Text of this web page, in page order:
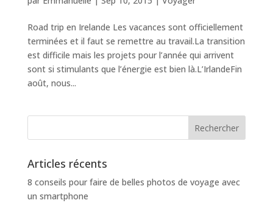
Road trip en Irelande Les vacances sont officiellement
terminées et il faut se remettre au travail.La transition
est difficile mais les projets pour l’année qui arrivent
sont si stimulants que l’énergie est bien là.L’IrlandeFin
août, nous...
Articles récents
8 conseils pour faire de belles photos de voyage avec
un smartphone